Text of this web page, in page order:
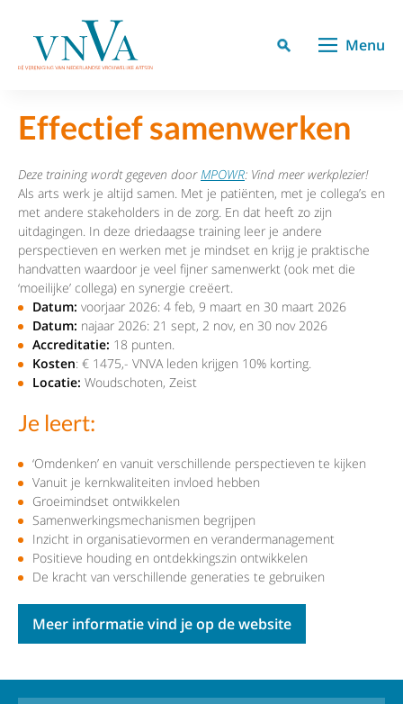
Menu
Effectief samenwerken
Deze training wordt gegeven doorMPOWR: Vind meer werkplezier!
Als arts werk je altijd samen. Met je patiënten, met je collega’s en
met andere stakeholders in de zorg. En dat heeft zo zijn
uitdagingen. In deze driedaagse training leer je andere
perspectieven en werken met je mindset en krijg je praktische
handvatten waardoor je veel fijner samenwerkt (ook met die
‘moeilijke’ collega) en synergie creëert.
Datum: voorjaar 2026: 4 feb, 9 maart en 30 maart 2026
Datum: najaar 2026: 21 sept, 2 nov, en 30 nov 2026
Accreditatie: 18 punten.
Kosten: € 1475,- VNVA leden krijgen 10% korting.
Locatie: Woudschoten, Zeist
Je leert:
‘Omdenken’ en vanuit verschillende perspectieven te kijken
Vanuit je kernkwaliteiten invloed hebben
Groeimindset ontwikkelen
Samenwerkingsmechanismen begrijpen
Inzicht in organisatievormen en verandermanagement
Positieve houding en ontdekkingszin ontwikkelen
De kracht van verschillende generaties te gebruiken
Meer informatie vind je op de website